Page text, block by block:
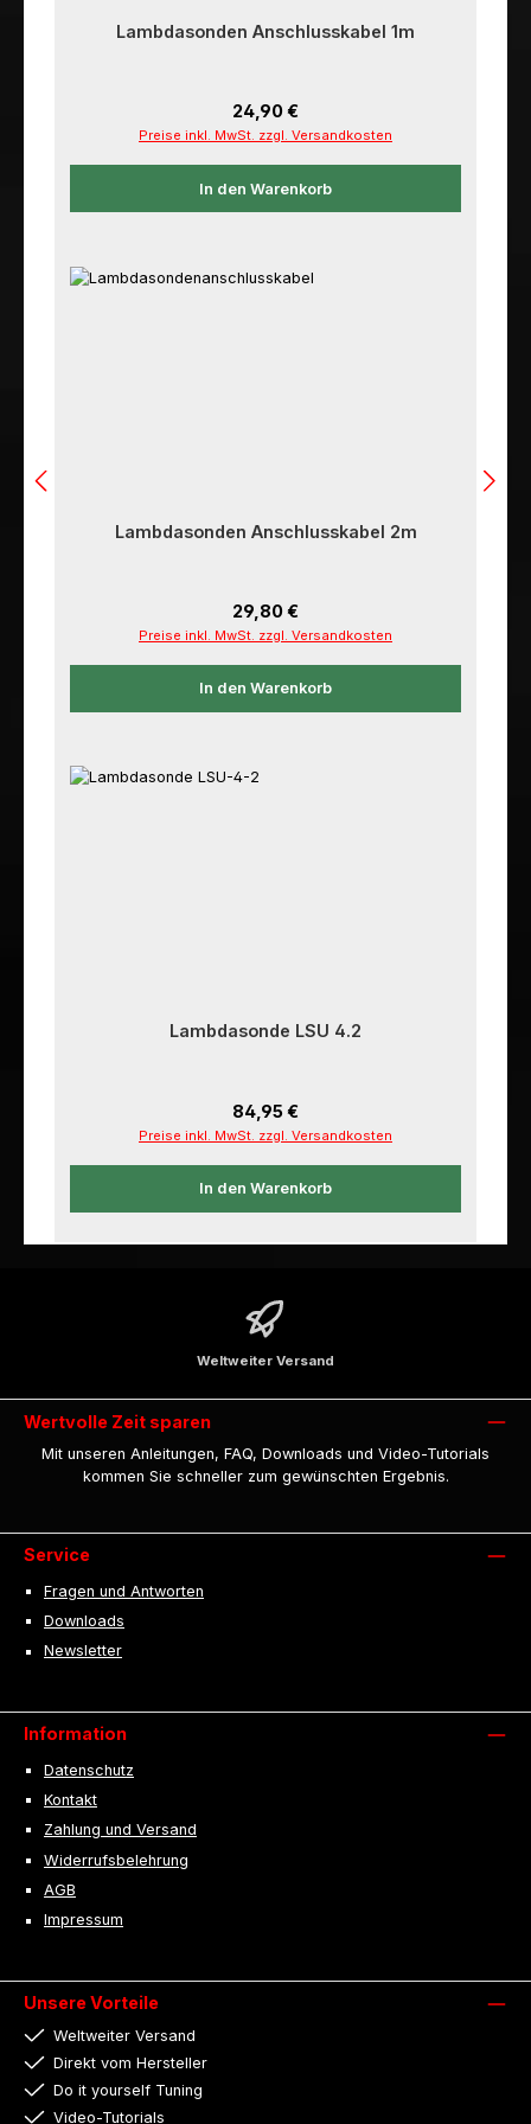
Lambdasonden Anschlusskabel 1m
Regulärer Preis:
24,90 €
Preise inkl. MwSt. zzgl. Versandkosten
In den Warenkorb
Lambdasonden Anschlusskabel 2m
Regulärer Preis:
29,80 €
Preise inkl. MwSt. zzgl. Versandkosten
In den Warenkorb
Lambdasonde LSU 4.2
Regulärer Preis:
84,95 €
Preise inkl. MwSt. zzgl. Versandkosten
In den Warenkorb
Weltweiter Versand
Wertvolle Zeit sparen
Mit unseren Anleitungen, FAQ, Downloads und Video-Tutorials
kommen Sie schneller zum gewünschten Ergebnis.
Service
Fragen und Antworten
Downloads
Newsletter
Information
Datenschutz
Kontakt
Zahlung und Versand
Widerrufsbelehrung
AGB
Impressum
Unsere Vorteile
Weltweiter Versand
Direkt vom Hersteller
Do it yourself Tuning
Video-Tutorials